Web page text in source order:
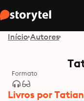
Início Autores
Formato
Livros por